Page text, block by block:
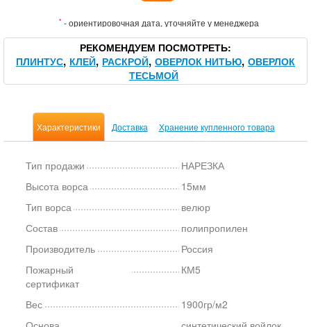
* - ориентировочная дата, уточняйте у менеджера
РЕКОМЕНДУЕМ ПОСМОТРЕТЬ
ПЛИНТУС КЛЕЙ РАСКРОЙ ОВЕРЛОК НИТЬЮ ОВЕРЛОК
ТЕСЬМОЙ
Характеристики Доставка Хранение купленного товара
Тип продажи
НАРЕЗКА
Высота ворса
15мм
Тип ворса
велюр
Состав
полипропилен
Производитель
Россия
Пожарный
сертификат
КМ5
Вес
1900гр/м2